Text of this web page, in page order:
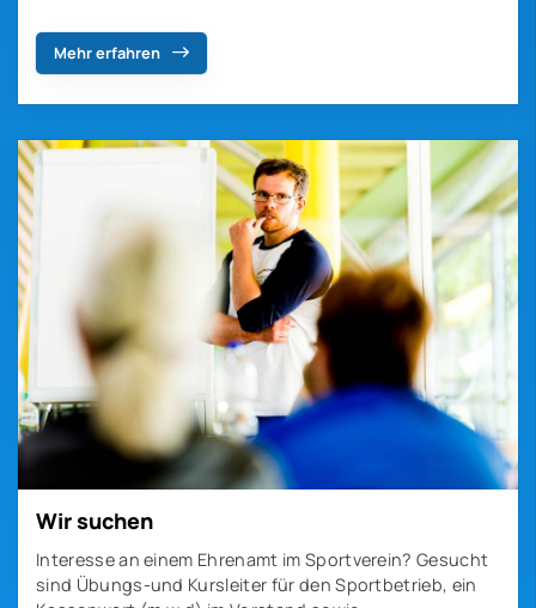
Mehr erfahren
Wir suchen
Interesse an einem Ehrenamt im Sportverein? Gesucht
sind Übungs-und Kursleiter für den Sportbetrieb, ein